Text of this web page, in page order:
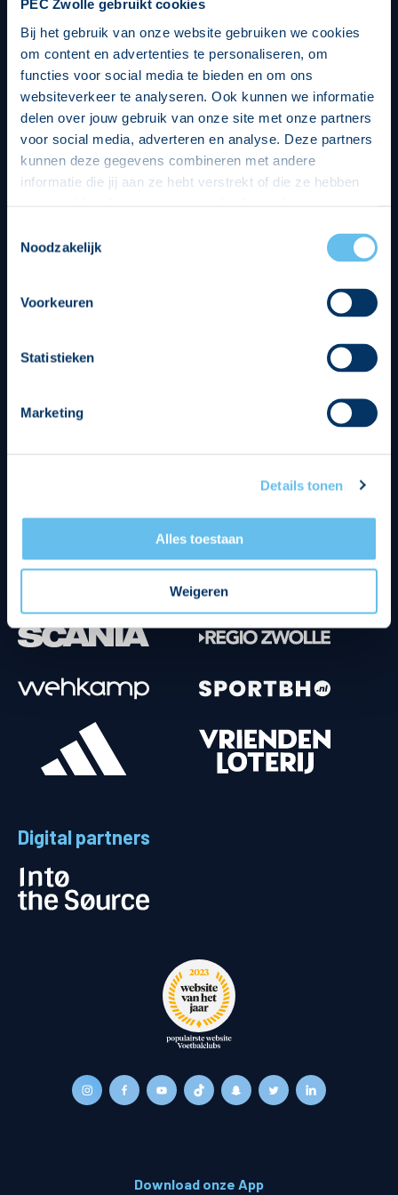
PEC Zwolle gebruikt cookies
Bij het gebruik van onze website gebruiken we cookies
om content en advertenties te personaliseren, om
functies voor social media te bieden en om ons
websiteverkeer te analyseren. Ook kunnen we informatie
delen over jouw gebruik van onze site met onze partners
voor social media, adverteren en analyse. Deze partners
kunnen deze gegevens combineren met andere
informatie die jij aan ze hebt verstrekt of die ze hebben
op een veilige en integere wijze. Je kunt je toestemming
beheren op de privacy- en cookieverklaring pagina.
Noodzakelijk
Voorkeuren
Statistieken
Marketing
Details tonen
Alles toestaan
Weigeren
Digital partners
Download onze App